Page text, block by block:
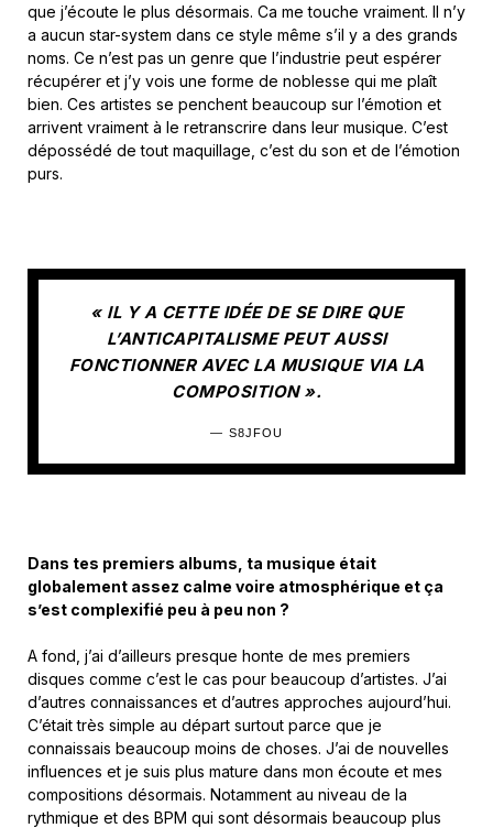
que j’écoute le plus désormais. Ca me touche vraiment. Il n’y
a aucun star-system dans ce style même s’il y a des grands
noms. Ce n’est pas un genre que l’industrie peut espérer
récupérer et j’y vois une forme de noblesse qui me plaît
bien. Ces artistes se penchent beaucoup sur l’émotion et
arrivent vraiment à le retranscrire dans leur musique. C’est
dépossédé de tout maquillage, c’est du son et de l’émotion
purs.
« IL Y A CETTE IDÉE DE SE DIRE QUE
L’ANTICAPITALISME PEUT AUSSI
FONCTIONNER AVEC LA MUSIQUE VIA LA
COMPOSITION ».
S8JFOU
Dans tes premiers albums, ta musique était
globalement assez calme voire atmosphérique et ça
s’est complexifié peu à peu non ?
A fond, j’ai d’ailleurs presque honte de mes premiers
disques comme c’est le cas pour beaucoup d’artistes. J’ai
d’autres connaissances et d’autres approches aujourd’hui.
C’était très simple au départ surtout parce que je
connaissais beaucoup moins de choses. J’ai de nouvelles
influences et je suis plus mature dans mon écoute et mes
compositions désormais. Notamment au niveau de la
rythmique et des BPM qui sont désormais beaucoup plus